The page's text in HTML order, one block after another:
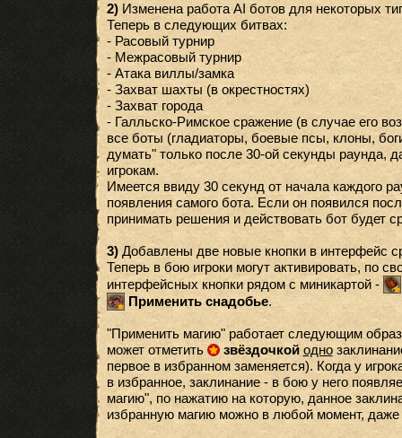
2)Изменена работа AI ботов для некоторых
Теперь в следующих битвах:
- Расовый турнир
- Межрасовый турнир
- Атака виллы/замка
- Захват шахты (в окрестностях)
- Захват города
- Галльско-Римское сражение (в случае его
все боты (гладиаторы, боевые псы, клоны,
думать" только после 30-ой секунды раунда,
игрокам.
Имеется ввиду 30 секунд от начала каждого
появления самого бота. Если он появился
принимать решения и действовать бот будет
3)Добавлены две новые кнопки в интерфейс
Теперь в бою игроки могут активировать, по
интерфейсных кнопки рядом с миникартой -
Применить снадобье.
"Применить магию" работает следующим
может отметить
звёздочкой одно
первое в избранном заменяется). Когда у
в избранное, заклинание - в бою у него
магию", по нажатию на которую, данное
избранную магию можно в любой момент,